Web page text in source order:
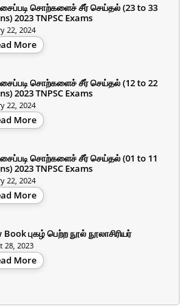
சொற்களைச் சீர் செய்தல் (23 to 33
2023 TNPSC Exams
22, 2024
More
சொற்களைச் சீர் செய்தல் (12 to 22
2023 TNPSC Exams
22, 2024
More
சொற்களைச் சீர் செய்தல் (01 to 11
2023 TNPSC Exams
22, 2024
More
புகழ் பெற்ற நூல் நூலாசிரியர்
28, 2023
More